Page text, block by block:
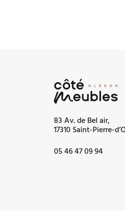
83 Av. de Bel air,
17310 Saint-Pierre-
05 46 47 09 94